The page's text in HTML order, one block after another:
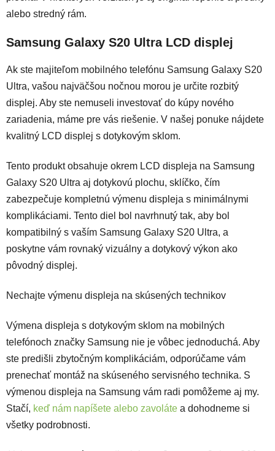
alebo stredný rám.
Samsung Galaxy S20 Ultra LCD displej
Ak ste majiteľom mobilného telefónu Samsung Galaxy S20
Ultra, vašou najväčšou nočnou morou je určite rozbitý
displej. Aby ste nemuseli investovať do kúpy nového
zariadenia, máme pre vás riešenie. V našej ponuke nájdete
kvalitný LCD displej s dotykovým sklom.
Tento produkt obsahuje okrem LCD displeja na Samsung
Galaxy S20 Ultra aj dotykovú plochu, sklíčko, čím
zabezpečuje kompletnú výmenu displeja s minimálnymi
komplikáciami. Tento diel bol navrhnutý tak, aby bol
kompatibilný s vaším Samsung Galaxy S20 Ultra, a
poskytne vám rovnaký vizuálny a dotykový výkon ako
pôvodný displej.
Nechajte výmenu displeja na skúsených technikov
Výmena displeja s dotykovým sklom na mobilných
telefónoch značky Samsung nie je vôbec jednoduchá. Aby
ste predišli zbytočným komplikáciám, odporúčame vám
prenechať montáž na skúseného servisného technika. S
výmenou displeja na Samsung vám radi pomôžeme aj my.
Stačí, keď nám napíšete alebo zavoláte a dohodneme si
všetky podrobnosti.